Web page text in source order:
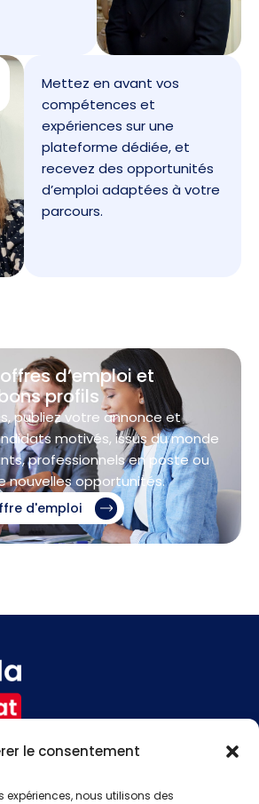
le consentement
expériences, nous utilisons des
Mettez en avant vos
compétences et
expériences sur une
plateforme dédiée, et
recevez des opportunités
d’emploi adaptées à votre
parcours.
d’emploi et
profils
publiez votre annonce et
motivés, issus du monde
professionnels en poste ou
nouvelles opportunités.
d'emploi